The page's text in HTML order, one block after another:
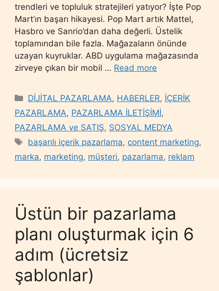
trendleri ve topluluk stratejileri yatıyor? İşte Pop
Mart’ın başarı hikayesi. Pop Mart artık Mattel,
Hasbro ve Sanrio’dan daha değerli. Üstelik
toplamından bile fazla. Mağazaların önünde
uzayan kuyruklar. ABD uygulama mağazasında
zirveye çıkan bir mobil … Read more
Categories
DİJİTAL PAZARLAMA, HABERLER, İÇERİK
PAZARLAMA, PAZARLAMA İLETİŞİMİ,
PAZARLAMA ve SATIŞ, SOSYAL MEDYA
Tags
başarılı içerik pazarlama, content marketing,
marka, marketing, müşteri, pazarlama, reklam
Üstün bir pazarlama
planı oluşturmak için 6
adım (ücretsiz
şablonlar)